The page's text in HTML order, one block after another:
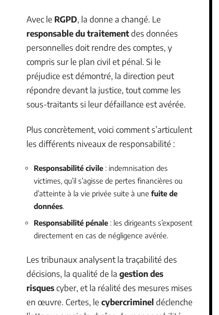
Avec le RGPD, la donne a changé. Le
responsable du traitementdes données
personnelles doit rendre des comptes, y
compris sur le plan civil et pénal. Si le
préjudice est démontré, la direction peut
répondre devant la justice, tout comme les
sous-traitants si leur défaillance est avérée.
Plus concrètement, voici comment s’articulent
les différents niveaux de responsabilité :
Responsabilité civile : indemnisation des
victimes, qu’il s’agisse de pertes financières ou
d’atteinte à la vie privée suite à une fuite de
données.
Responsabilité pénale : les dirigeants s’exposent
directement en cas de négligence avérée.
Les tribunaux analysent la traçabilité des
décisions, la qualité de la gestion des
risquescyber, et la réalité des mesures mises
en œuvre. Certes, le cybercriminel déclenche